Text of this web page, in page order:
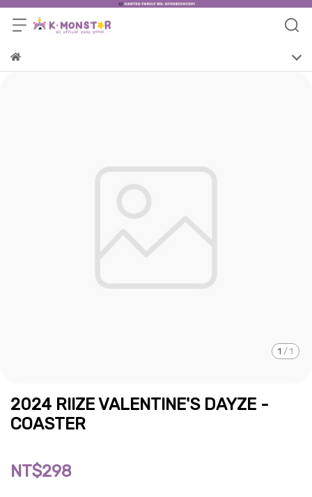
1 / 1
2024 RIIZE VALENTINE'S DAYZE -
COASTER
NT$298